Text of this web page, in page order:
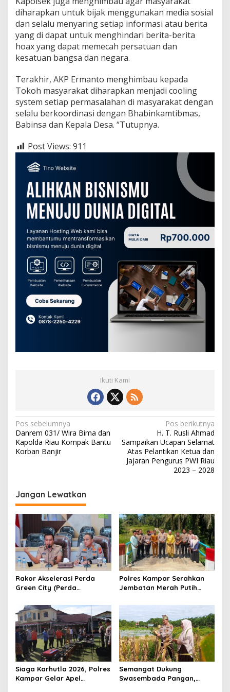
diharapkan untuk bijak menggunakan media sosial
dan selalu menyaring setiap informasi atau berita
yang di dapat untuk menghindari berita-berita
hoax yang dapat memecah persatuan dan
kesatuan bangsa dan negara.
Terakhir, AKP Ermanto menghimbau kepada
Tokoh masyarakat diharapkan menjadi cooling
system setiap permasalahan di masyarakat dengan
selalu berkoordinasi dengan Bhabinkamtibmas,
Babinsa dan Kepala Desa. “Tutupnya.
Post Views: 911
Ikuti Kami
N
a
v
a
s
i
p
o
s
Pos sebelumnya
Danrem 031/ Wira Bima dan
Kapolda Riau Kompak Bantu
Korban Banjir
Pos berikutnya
H. T. Rusli Ahmad
Sampaikan Ucapan Selamat
Atas Pelantikan Ketua dan
Jajaran Pengurus PWI Riau
2023 – 2028
Jangan Lewatkan
Rakor Akselerasi Perda
Green City (Perda
Pekanbaru Bersama Dinas
Lingkungan Hidup Kota
Pekanbaru dan Tim Pakar
Polres Kampar Serahkan
Jembatan Merah Putih
Warga Pulau Jambu Kuok
Siaga Karhutla 2026, Polres
Kampar Gelar Apel
Semangat Dukung
Swasembada Pangan,